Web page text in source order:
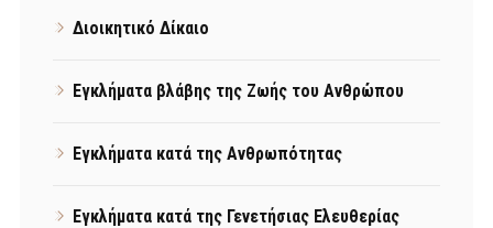
Διοικητικό Δίκαιο
Εγκλήματα βλάβης της Ζωής του Ανθρώπου
Εγκλήματα κατά της Ανθρωπότητας
Εγκλήματα κατά της Γενετήσιας Ελευθερίας